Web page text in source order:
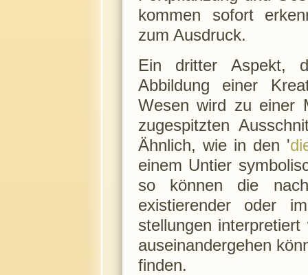
kommen sofort
zum Ausdruck.
Ein dritter Aspekt,
Abbildung einer
Wesen wird zu einer
zugespitzten
Ähnlich, wie in den '
einem Untier
so können die
existierender oder
stellungen
auseinandergehen
finden.